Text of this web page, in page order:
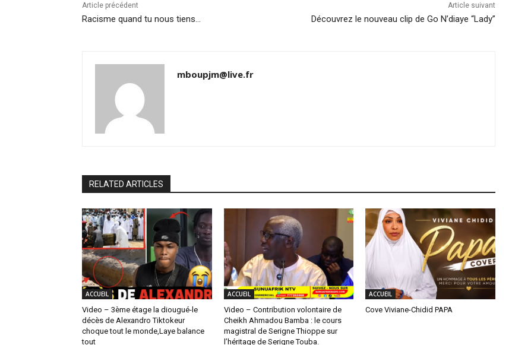
Article précédent
Racisme quand tu nous tiens…
Article suivant
Découvrez le nouveau clip de Go N’diaye “Lady”
mboupjm@live.fr
RELATED ARTICLES
ACCUEIL
Video – 3ème étage la diougué-le
décès de Alexandro Tiktokeur
choque tout le monde,Laye balance
tout
ACCUEIL
Video – Contribution volontaire de
Cheikh Ahmadou Bamba : le cours
magistral de Serigne Thioppe sur
l’héritage de Serigne Touba.
ACCUEIL
Cove Viviane-Chidid PAPA